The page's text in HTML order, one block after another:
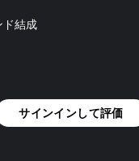
ド結成
サインインして評価